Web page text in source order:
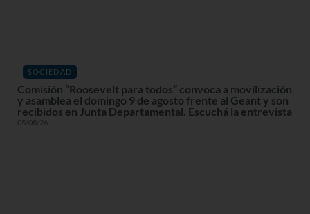
SOCIEDAD
Comisión “Roosevelt para todos” convoca a movilización
y asamblea el domingo 9 de agosto frente al Geant y son
recibidos en Junta Departamental. Escuchá la entrevista
05/08/26